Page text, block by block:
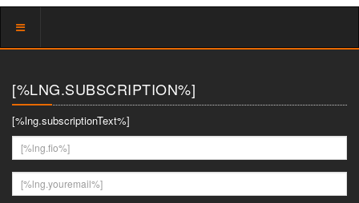
Показать
[%LNG.SUBSCRIPTION%]
[%lng.subscriptionText%]
[%lng.fio%]
[%lng.youremail%]